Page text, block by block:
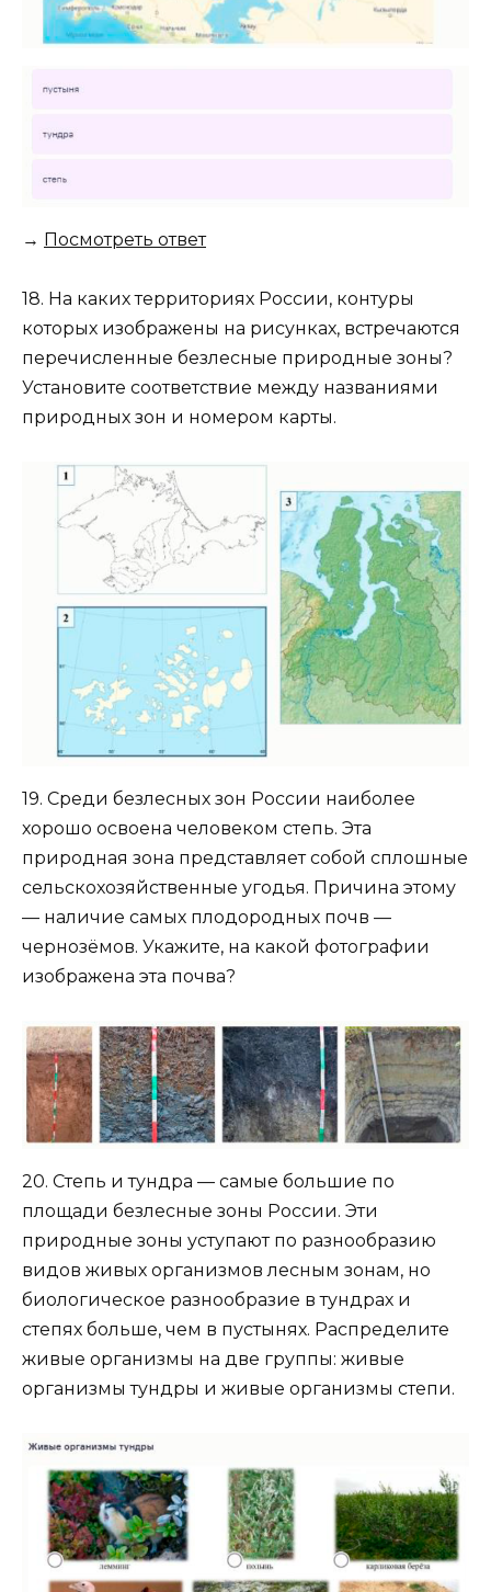
→ Посмотреть ответ
18. На каких территориях России, контуры
которых изображены на рисунках, встречаются
перечисленные безлесные природные зоны?
Установите соответствие между названиями
природных зон и номером карты.
19. Среди безлесных зон России наиболее
хорошо освоена человеком степь. Эта
природная зона представляет собой сплошные
сельскохозяйственные угодья. Причина этому
— наличие самых плодородных почв —
чернозёмов. Укажите, на какой фотографии
изображена эта почва?
20. Степь и тундра — самые большие по
площади безлесные зоны России. Эти
природные зоны уступают по разнообразию
видов живых организмов лесным зонам, но
биологическое разнообразие в тундрах и
степях больше, чем в пустынях. Распределите
живые организмы на две группы: живые
организмы тундры и живые организмы степи.